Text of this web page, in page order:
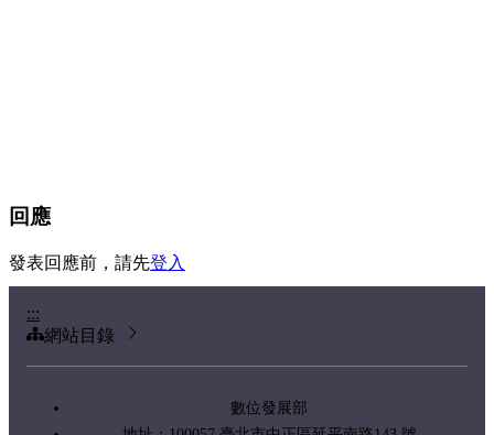
回應
發表回應前，請先登入
:::
網站目錄
數位發展部